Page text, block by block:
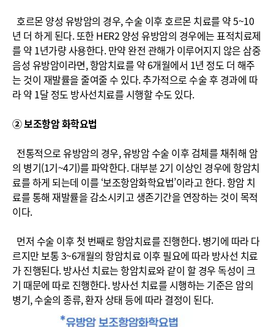
호르몬 양성 유방암의 경우, 수술 이후 호르몬 치료를 약 5~10
년 더 하게 된다. 또한 HER2 양성 유방암의 경우에는 표적치료제
를 약 1년가량 사용한다. 만약 완전 관해가 이루어지지 않은 삼중
음성 유방암이라면, 항암치료를 약 6개월에서 1년 정도 더 해주
는 것이 재발률을 줄여줄 수 있다. 추가적으로 수술 후 경과에 따
라 약 1달 정도 방사선치료를 시행할 수도 있다.
② 보조항암 화학요법
전통적으로 유방암의 경우, 유방암 수술 이후 검체를 채취해 암
의 병기(1기~4기)를 파악한다. 대부분 2기 이상인 경우에 항암치
료를 하게 되는데 이를 ‘보조항암화학요법’이라고 한다. 항암 치
료를 통해 재발률을 감소시키고 생존기간을 연장하는 것이 목적
이다.
먼저 수술 이후 첫 번째로 항암치료를 진행한다. 병기에 따라 다
르지만 보통 3~6개월의 항암치료 이후 필요에 따라 방사선 치료
가 진행된다. 방사선 치료는 항암치료와 같이 할 경우 독성이 크
기 때문에 따로 진행한다. 방사선 치료를 시행하는 기준은 암의
병기, 수술의 종류, 환자 상태 등에 따라 결정이 된다.